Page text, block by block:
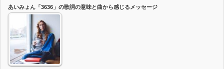
あいみょん「3636」の歌詞の意味と曲から感じるメッセージ